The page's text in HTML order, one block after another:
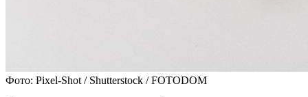
Фото: Pixel-Shot / Shutterstock / FOTODOM